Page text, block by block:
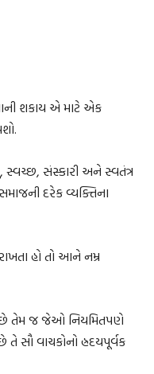
શકાય એ માટે એક
સ્વચ્છ, સંસ્કારી અને સ્વતંત્ર
દરેક વ્યક્તિના
હો તો આને નમ્ર
તેમ જ જેઓ નિયમિતપણે
તે સૌ વાચકોનો હ્રદયપૂર્વક